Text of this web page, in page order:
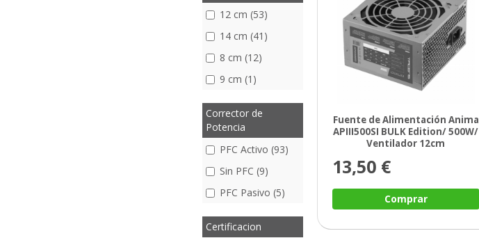
12 cm (53)
14 cm (41)
8 cm (12)
9 cm (1)
Corrector de
Potencia
PFC Activo (93)
Sin PFC (9)
PFC Pasivo (5)
Certificacion
Fuente de Alimentación Anima
APIII500SI BULK Edition/ 500W/
Ventilador 12cm
13,50 €
Comprar